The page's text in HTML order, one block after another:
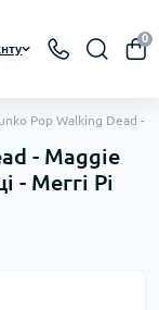
0
Pop Walking Dead -
- Maggie
- Меггі Рі